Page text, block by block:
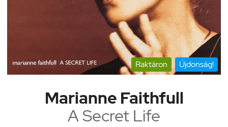
Raktáron Újdonság!
Marianne Faithfull
A Secret Life